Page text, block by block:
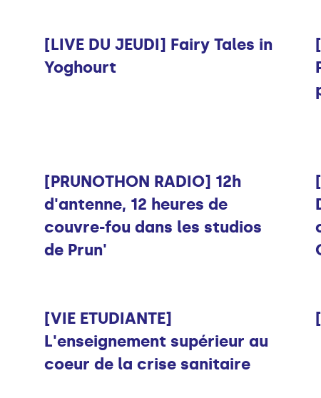
[LIVE DU JEUDI] Fairy Tales in
Yoghourt
[PRUNOTHON RADIO] 12h
d'antenne, 12 heures de
couvre-fou dans les studios
de Prun'
[VIE ETUDIANTE]
L'enseignement supérieur au
coeur de la crise sanitaire